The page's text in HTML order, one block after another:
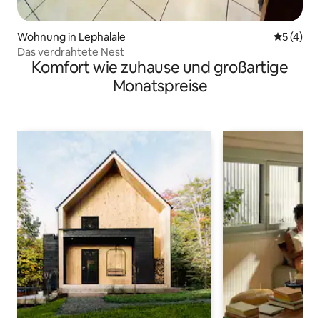
Wohnung in Lephalale
5 (4)
Das verdrahtete Nest
Komfort wie zuhause und großartige
Monatspreise